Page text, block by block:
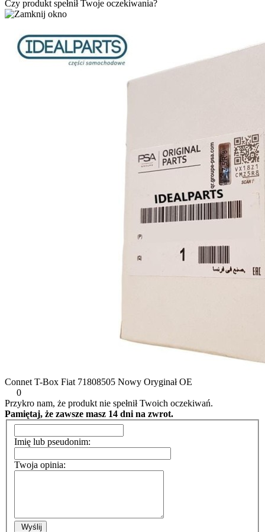
Czy produkt spełnił Twoje oczekiwania?
Connet T-Box Fiat 71808505 Nowy Oryginał OE
0
Przykro nam, że produkt nie spełnił Twoich oczekiwań.
Pamiętaj, że zawsze masz 14 dni na zwrot.
Imię lub pseudonim:
Twoja opinia:
Wyślij